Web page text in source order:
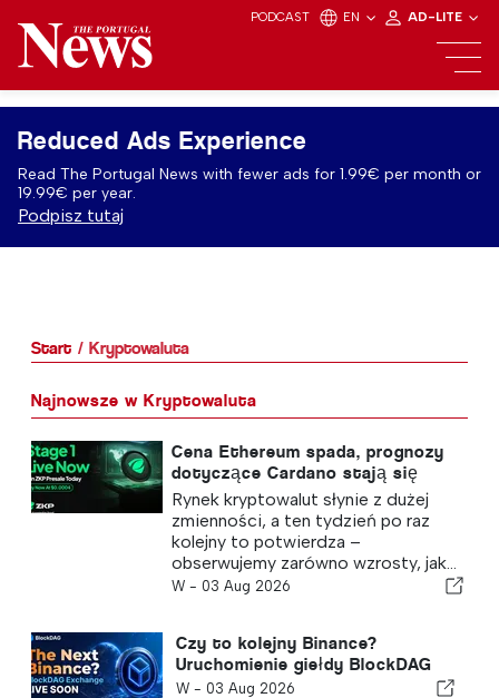
PODCAST EN AD-LITE
Reduced Ads Experience
Read The Portugal News with fewer ads for 1.99€ per month or
19.99€ per year.
Podpisz tutaj
Start Kryptowaluta
Najnowsze w Kryptowaluta
Cena Ethereum spada, prognozy
dotyczące Cardano stają się
pesymistyczne, ale przedsprzedaż
ZKP osiąga 2,23 mln dolarów, a
inwestorzy liczą na 100-krotny
wzrost wartości!
Rynek kryptowalut słynie z dużej
zmienności, a ten tydzień po raz
kolejny to potwierdza –
obserwujemy zarówno wzrosty, jak...
W - 03 Aug 2026
Czy to kolejny Binance?
Uruchomienie giełdy BlockDAG
może zapoczątkować wzrost o
W - 03 Aug 2026